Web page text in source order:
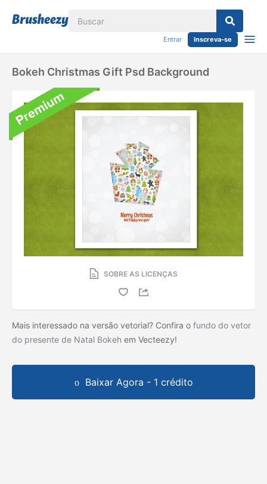
Entrar Inscreva-se
Bokeh Christmas Gift Psd Background
SOBRE AS LICENÇAS
Mais interessado na versão vetorial? Confira o fundo do vetor
do presente de Natal Bokeh em Vecteezy!
Baixar Agora - 1 crédito